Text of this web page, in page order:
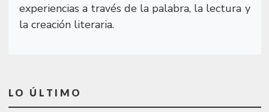
experiencias a través de la palabra, la lectura y
la creación literaria.
LO ÚLTIMO